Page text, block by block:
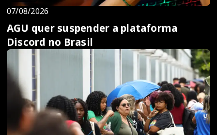
07/08/2026
AGU quer suspender a plataforma
Discord no Brasil